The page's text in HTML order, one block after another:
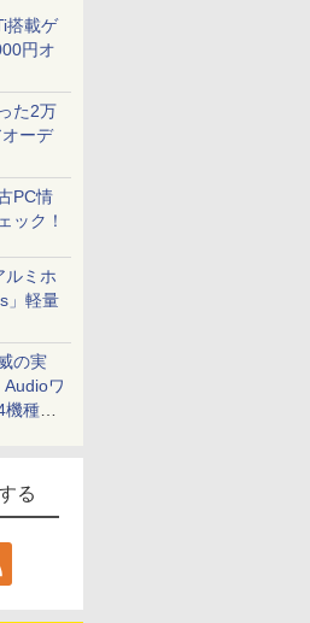
搭載ゲ
円オ
た2万
ーデ
PC情
ック！
ルミホ
」軽量
の実
ワ
種を
る